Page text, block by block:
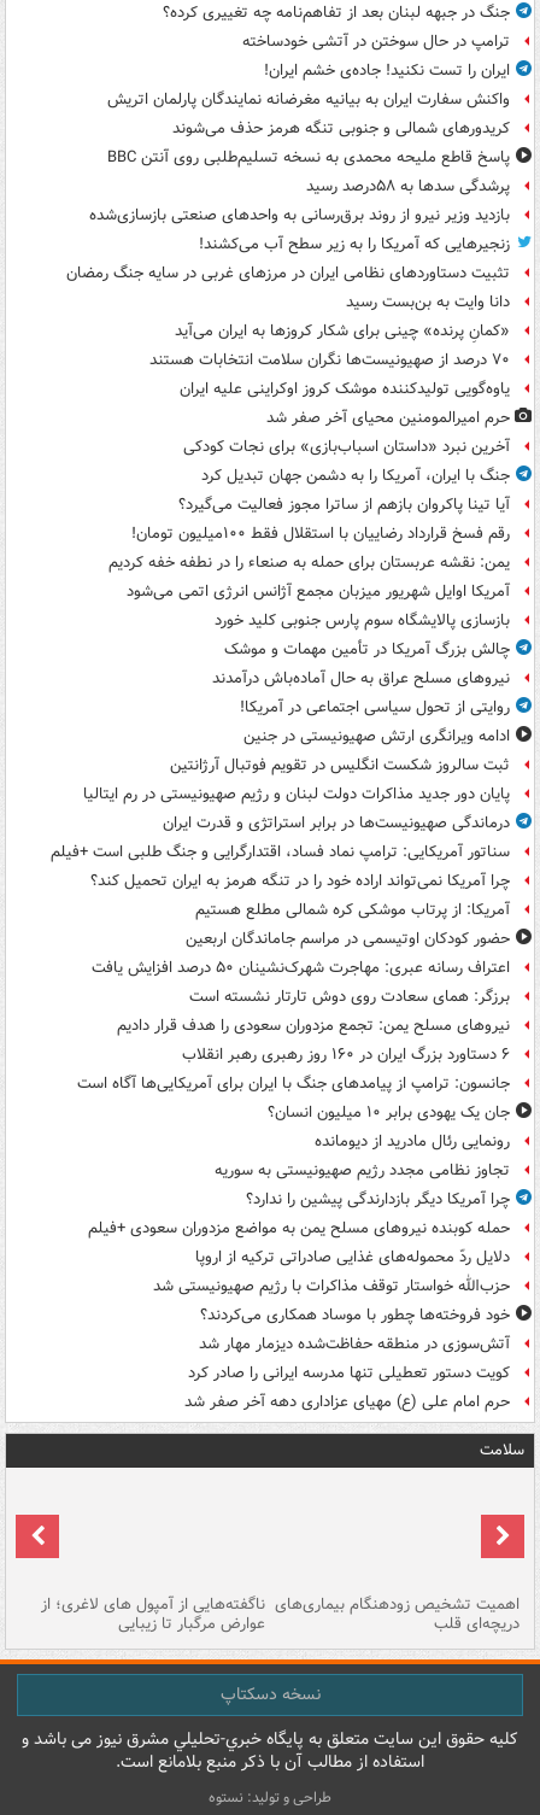
جنگ در جبهه لبنان بعد از تفاهم‌نامه چه تغییری کرده؟
ترامپ در حال سوختن در آتشی خودساخته
ایران را تست نکنید! جاده‌ی خشم ایران!
واکنش سفارت ایران به بیانیه مغرضانه نمایندگان پارلمان اتریش
کریدورهای شمالی و جنوبی تنگه هرمز حذف می‌شوند
پاسخ قاطع ملیحه محمدی به نسخه تسلیم‌طلبی روی آنتن BBC
پرشدگی سدها به ۵۸درصد رسید
بازدید وزیر نیرو از روند برق‌رسانی به واحدهای صنعتی بازسازی‌شده
زنجیرهایی که آمریکا را به زیر سطح آب می‌کشند!
تثبیت دستاوردهای نظامی ایران در مرزهای غربی در سایه جنگ رمضان
دانا وایت به بن‌بست رسید
«کمانِ پرنده» چینی برای شکار کروزها به ایران می‌آید
۷۰ درصد از صهیونیست‌ها نگران سلامت انتخابات هستند
یاوه‌گویی تولیدکننده موشک کروز اوکراینی علیه ایران
حرم امیرالمومنین محیای آخر صفر شد
آخرین نبرد «داستان اسباب‌بازی» برای نجات کودکی
جنگ با ایران، آمریکا را به دشمن جهان تبدیل کرد
آیا تینا پاکروان بازهم از ساترا مجوز فعالیت می‌گیرد؟
رقم فسخ قرارداد رضاییان با استقلال فقط ۱۰۰میلیون تومان!
یمن: نقشه عربستان برای حمله به صنعاء را در نطفه خفه کردیم
آمریکا اوایل شهریور میزبان مجمع آژانس انرژی اتمی می‌شود
بازسازی پالایشگاه سوم پارس جنوبی کلید خورد
چالش بزرگ آمریکا در تأمین مهمات و موشک
نیروهای مسلح عراق به حال آماده‌باش درآمدند
روایتی از تحول سیاسی اجتماعی در آمریکا!
ادامه ویرانگری ارتش صهیونیستی در جنین
ثبت سالروز شکست انگلیس در تقویم فوتبال آرژانتین
پایان دور جدید مذاکرات دولت لبنان و رژیم صهیونیستی در رم ایتالیا
درماندگی صهیونیست‌ها در برابر استراتژی و قدرت ایران
سناتور آمریکایی: ترامپ نماد فساد، اقتدارگرایی و جنگ طلبی است +فیلم
چرا آمریکا نمی‌تواند اراده خود را در تنگه هرمز به ایران تحمیل کند؟
آمریکا: از پرتاب موشکی کره شمالی مطلع هستیم
حضور کودکان اوتیسمی در مراسم جاماندگان اربعین
اعتراف رسانه عبری: مهاجرت شهرک‌نشینان ۵۰ درصد افزایش یافت
برزگر: همای سعادت روی دوش تارتار نشسته است
نیروهای مسلح یمن: تجمع مزدوران سعودی را هدف قرار دادیم
۶ دستاورد بزرگ ایران در ۱۶۰ روز رهبری رهبر انقلاب
جانسون: ترامپ از پیامدهای جنگ با ایران برای آمریکایی‌ها آگاه است
جان یک یهودی برابر ۱۰ میلیون انسان؟
رونمایی رئال مادرید از دیومانده
تجاوز نظامی مجدد رژیم صهیونیستی به سوریه
چرا آمریکا دیگر بازدارندگی پیشین را ندارد؟
حمله کوبنده نیروهای مسلح یمن به مواضع مزدوران سعودی +فیلم
دلایل ردّ محموله‌های غذایی صادراتی ترکیه از اروپا
حزب‌الله خواستار توقف مذاکرات با رژیم صهیونیستی شد
خود فروخته‌ها چطور با موساد همکاری می‌کردند؟
آتش‌سوزی در منطقه حفاظت‌شده دیزمار مهار شد
کویت دستور تعطیلی تنها مدرسه ایرانی را صادر کرد
حرم امام علی (ع) مهیای عزاداری دهه آخر صفر شد
سلامت
اهمیت تشخیص زودهنگام بیماری‌های
دریچه‌ای قلب
ناگفته‌هایی از آمپول های لاغری؛ از
عوارض مرگبار تا زیبایی
نسخه دسکتاپ
کليه حقوق اين سايت متعلق به پایگاه خبري-تحليلي مشرق نيوز می باشد و
استفاده از مطالب آن با ذکر منبع بلامانع است.
طراحی و تولید: نستوه